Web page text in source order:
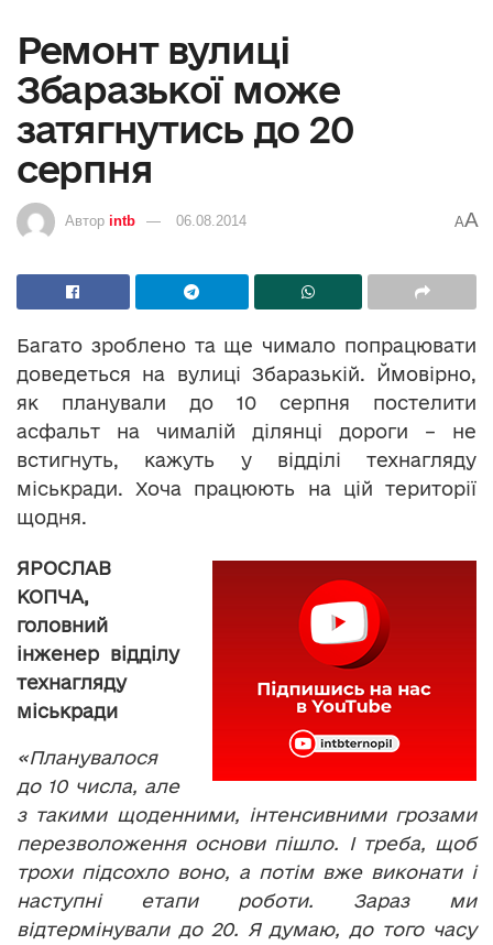
Ремонт вулиці
Збаразької може
затягнутись до 20
серпня
Автор intb 06.08.2014 AA
Багато зроблено та ще чимало попрацювати
доведеться на вулиці Збаразькій. Ймовірно,
як планували до 10 серпня постелити
асфальт на чималій ділянці дороги – не
встигнуть, кажуть у відділі технагляду
міськради. Хоча працюють на цій території
щодня.
ЯРОСЛАВ
КОПЧА,
головний
інженер відділу
технагляду
міськради
«Планувалося
до 10 числа, але
з такими щоденними, інтенсивними грозами
перезволоження основи пішло. І треба, щоб
трохи підсохло воно, а потім вже виконати і
наступні етапи роботи. Зараз ми
відтермінували до 20. Я думаю, до того часу